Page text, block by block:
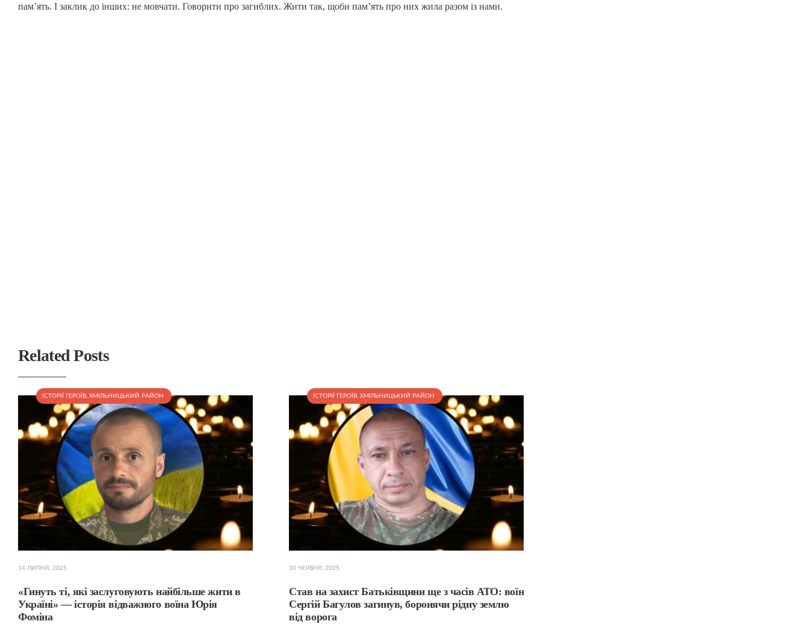
пам’ять. І заклик до інших: не мовчати. Говорити про загиблих. Жити так, щоби пам’ять про них жила разом із нами.
Related Posts
ІСТОРІЇ ГЕРОЇВ ХМІЛЬНИЦЬКИЙ РАЙОН
14 ЛИПНЯ, 2025
«Гинуть ті, які заслуговують найбільше жити в
Україні» — історія відважного воїна Юрія
Фоміна
ІСТОРІЇ ГЕРОЇВ ,ХМІЛЬНИЦЬКИЙ РАЙОН
30 ЧЕРВНЯ, 2025
Став на захист Батьківщини ще з часів АТО: воїн
Сергій Багулов загинув, боронячи рідну землю
від ворога